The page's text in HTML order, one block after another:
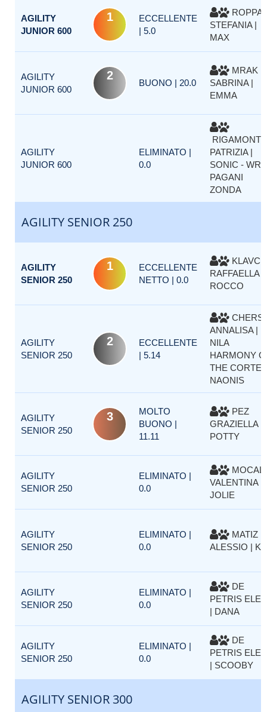
AGILITY
JUNIOR 600
1
ECCELLENTE
| 5.0
ROPPA
STEFANIA |
MAX
AGILITY
JUNIOR 600
2
BUONO | 20.0
MRAK
SABRINA |
EMMA
AGILITY
JUNIOR 600
ELIMINATO |
0.0
RIGAMONTI
PATRIZIA |
SONIC -
PAGANI
ZONDA
AGILITY SENIOR 250
AGILITY
SENIOR 250
1
ECCELLENTE
NETTO | 0.0
RAFFAELLA |
ROCCO
AGILITY
SENIOR 250
2
ECCELLENTE
| 5.14
ANNALISA |
NILA
HARMONY
THE CORTE
NAONIS
AGILITY
SENIOR 250
3
MOLTO
BUONO |
11.11
PEZ
GRAZIELLA |
POTTY
AGILITY
SENIOR 250
ELIMINATO |
0.0
MOCALI
VALENTINA |
JOLIE
AGILITY
SENIOR 250
ELIMINATO |
0.0
MATIZ
ALESSIO |
AGILITY
SENIOR 250
ELIMINATO |
0.0
DE
PETRIS
| DANA
AGILITY
SENIOR 250
ELIMINATO |
0.0
DE
PETRIS
| SCOOBY
AGILITY SENIOR 300